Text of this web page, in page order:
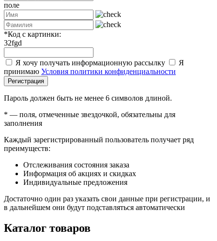
поле
*Код с картинки:
32fgd
Я хочу получать информационную рассылку
Я
принимаю Условия политики конфиденциальности
Регистрация
Пароль должен быть не менее 6 символов длиной.
* — поля, отмеченные звездочкой, обязательны для
заполнения
Каждый зарегистрированный пользователь получает ряд
преимуществ:
Отслеживания состояния заказа
Информация об акциях и скидках
Индивидуальные предложения
Достаточно один раз указать свои данные при регистрации, и
в дальнейшем они будут подставляться автоматически
Каталог товаров